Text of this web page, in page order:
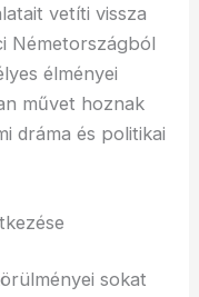
vetíti vissza
Németországból
élményei
művet hoznak
dráma és politikai
sokat